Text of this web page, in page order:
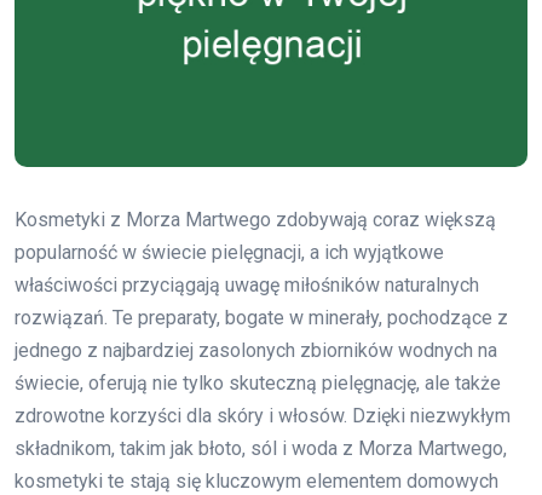
Kosmetyki z Morza Martwego zdobywają coraz większą
popularność w świecie pielęgnacji, a ich wyjątkowe
właściwości przyciągają uwagę miłośników naturalnych
rozwiązań. Te preparaty, bogate w minerały, pochodzące z
jednego z najbardziej zasolonych zbiorników wodnych na
świecie, oferują nie tylko skuteczną pielęgnację, ale także
zdrowotne korzyści dla skóry i włosów. Dzięki niezwykłym
składnikom, takim jak błoto, sól i woda z Morza Martwego,
kosmetyki te stają się kluczowym elementem domowych